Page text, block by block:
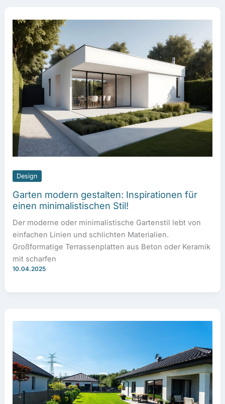
Design
Garten modern gestalten: Inspirationen für
einen minimalistischen Stil!
Der moderne oder minimalistische Gartenstil lebt von
einfachen Linien und schlichten Materialien.
Großformatige Terrassenplatten aus Beton oder Keramik
mit scharfen
10.04.2025